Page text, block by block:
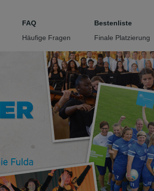
FAQ
Häufige Fragen
Bestenliste
Finale Platzierung